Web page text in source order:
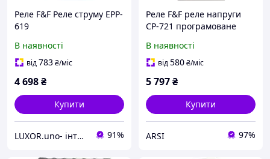
Реле F&F Реле струму EPP-
619
В наявності
від783₴/міс
4 698₴
Купити
LUXOR.uno- інтернет магазин 91%
Реле F&F реле напруги
CP-721 програмоване
В наявності
від580₴/міс
5 797₴
Купити
ARSI 97%